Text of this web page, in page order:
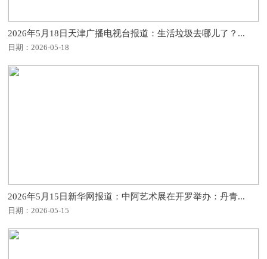
2026年5月18日天津广播电视台报道：生活垃圾去哪儿了？...
日期：2026-05-18
2026年5月15日新华网报道：中阿艺术展在开罗举办：丹青...
日期：2026-05-15